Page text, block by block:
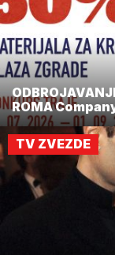
ROMA
TV ZVEZDE